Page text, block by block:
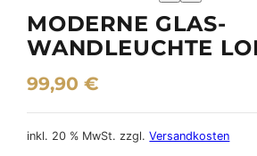
MODERNE GLAS-
WANDLEUCHTE
99,90€
inkl. 20 % MwSt. zzgl.Versandkosten